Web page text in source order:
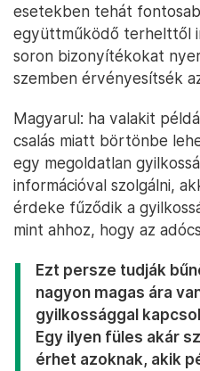
esetekben tehát
együttműködő terhelttől
soron bizonyítékokat
szemben érvényesítsék
Magyarul: ha valakit
csalás miatt börtönbe
egy megoldatlan
információval szolgálni,
érdeke fűződik a
mint ahhoz, hogy az
Ezt persze tudják
nagyon magas ára
gyilkossággal
Egy ilyen füles akár
érhet azoknak, akik